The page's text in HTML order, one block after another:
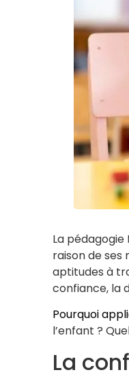
La pédagogie
raison de
aptitudes à
confiance, la
Pourquoi
l’enfant ?
La